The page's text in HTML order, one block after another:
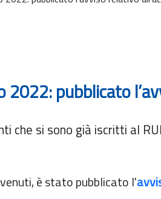
pubblicato
che si sono già iscritti al
è stato pubblicato l'